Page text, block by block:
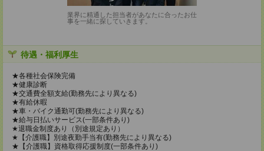
業界に精通した担当者があなたに合ったお仕
事を一緒に探していきます。
待遇・福利厚生
★各種社会保険完備
★健康診断
★交通費全額支給(勤務先により異なる)
★有給休暇
★車・バイク通勤可(勤務先により異なる)
★給与日払いサービス(一部条件あり)
★退職金制度あり（別途規定あり）
★【介護職】別途夜勤手当有(勤務先により異なる)
★【介護職】資格取得応援制度(一部条件あり)